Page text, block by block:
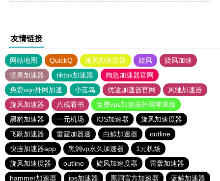
友情链接
网站地图 QuickQ 旋风加速度器 旋风
旋风加速
坚果加速器
tiktok加速器
狗急加速器官网
免费vqn外网加速
小蓝鸟 优途加速器官网
风驰加速器
旋风加速器
八戒看书
免费vps加速器外网苹果版
黑豹加速器
一元机场 IOS加速器
旋风加速度器
飞跃加速器
雷霆加器速 白鲸加速器
outline
快连加速器app
黑洞vp永久加速器
1元机场
旋风加速度器
outline 旋风加速度器
雷轰加速器
hammer加速器
ios加速器 黑洞官方加速器 蓝鲸加速器